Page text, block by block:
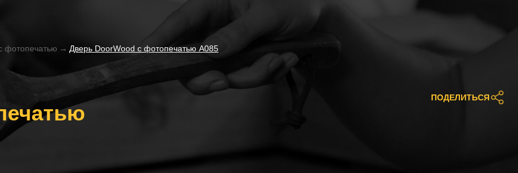
фотопечатью → Дверь DoorWood с фотопечатью A085
ПОДЕЛИТЬСЯ